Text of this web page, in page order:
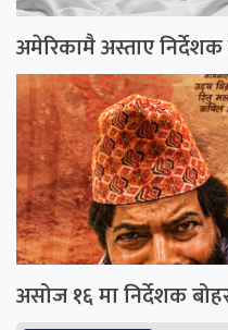
अमेरिकामै अस्ताए निर्देशक
असोज १६ मा निर्देशक